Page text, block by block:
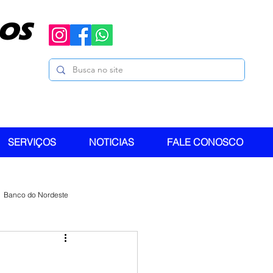
SERVIÇOS NOTICIAS FALE CONOSCO
Banco do Nordeste